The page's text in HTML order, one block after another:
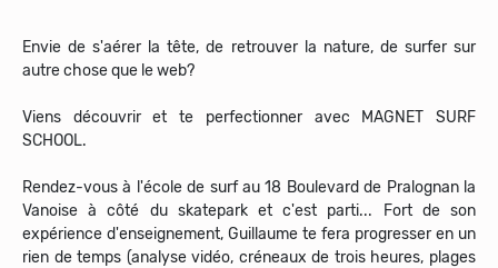
Envie de s'aérer la tête, de retrouver la nature, de surfer sur
autre chose que le web?
Viens découvrir et te perfectionner avec MAGNET SURF
SCHOOL.
Rendez-vous à l'école de surf au 18 Boulevard de Pralognan la
Vanoise à côté du skatepark et c'est parti... Fort de son
expérience d'enseignement, Guillaume te fera progresser en un
rien de temps (analyse vidéo, créneaux de trois heures, plages